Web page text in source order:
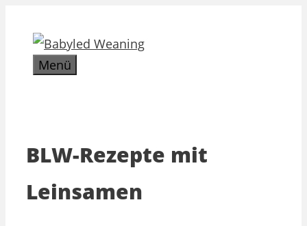
Inhalt
springenMenü
BLW-Rezepte mit
Leinsamen